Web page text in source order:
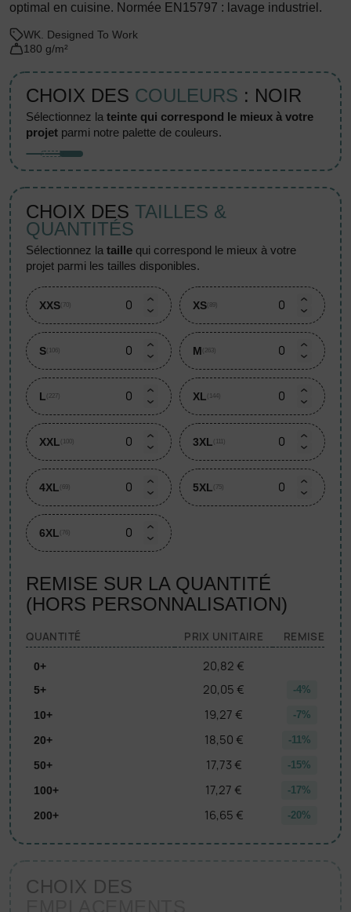
optimal en cuisine. Normée EN15797 : lavage industriel.
WK. Designed To Work
180 g/m²
CHOIX DES COULEURS : NOIR
sélectionnez lateinte qui correspond le mieux à votre
projet parmi notre palette de couleurs.
CHOIX DES TAILLES &
QUANTITÉS
sélectionnez lataille qui correspond le mieux à votre
projet parmi les tailles disponibles.
XXS (70) XS (89)
S (106) M (263)
L (227) XL (144)
XXL (100) 3XL (111)
4XL (69) 5XL (75)
6XL (76)
REMISE SUR LA QUANTITÉ
(HORS PERSONNALISATION)
QUANTITÉ PRIX UNITAIRE REMISE
0+ 20,82 €
5+ 20,05 € -4%
10+ 19,27 € -7%
20+ 18,50 € -11%
50+ 17,73 € -15%
100+ 17,27 € -17%
200+ 16,65 € -20%
CHOIX DES